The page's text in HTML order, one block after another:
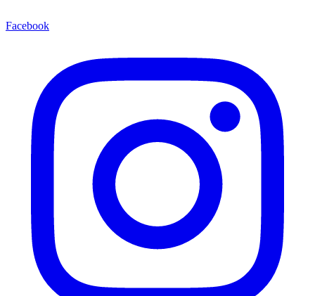
Facebook